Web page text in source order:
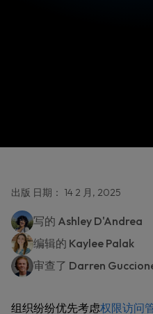
出版 日期： 14 2 月, 2025
写的 Ashley D'Andrea
编辑的 Kaylee Palak
审查了 Darren
组织纷纷优先考虑权限访问